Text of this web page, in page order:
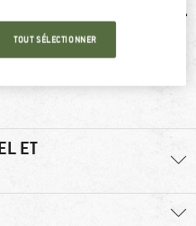
ET
TOUT SÉLECTIONNER